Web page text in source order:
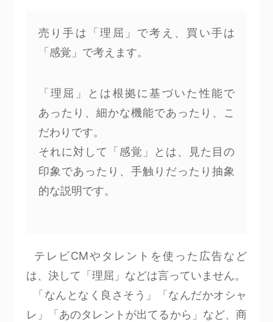
売り手は「理屈」で考え、買い手は
「感覚」で考えます。
「理屈」とは根拠に基づいた性能で
あったり、細かな機能であったり、こ
だわりです。
それに対して「感覚」とは、見た目の
印象であったり、手触りだったり抽象
的な説明です。
テレビCMやタレントを使った広告など
は、決して「理屈」などは言っていません。
「なんとなく良さそう」「なんだかオシャ
レ」「あのタレントが出てるから」など、商